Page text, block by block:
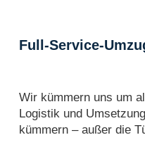
Full-Service-
Wir kümmern uns um
Logistik und
kümmern – außer die